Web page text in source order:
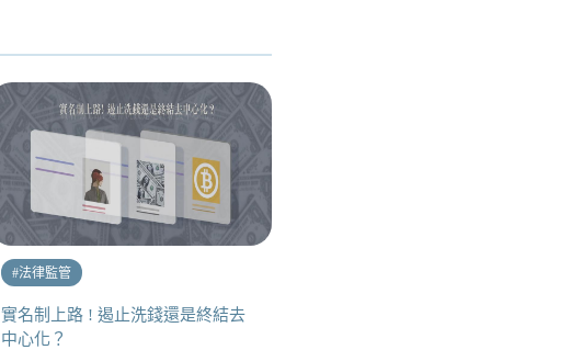
#法律監管
實名制上路 ! 遏止洗錢還是終結去
中心化？